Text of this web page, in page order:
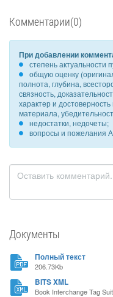
Комментарии(0)
При добавлении
степень актуальности
общую оценку
полнота, глубина,
связность,
характер и
материала,
недостатки, недочеты;
вопросы и пожелания
Документы
Полный текст
206.73Kb
BITS XML
Book Interchange Tag